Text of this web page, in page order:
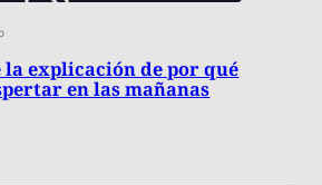
la explicación de por qué
en las mañanas